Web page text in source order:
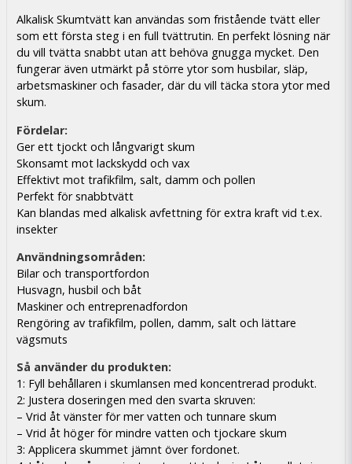
Alkalisk Skumtvätt kan användas som fristående tvätt eller
som ett första steg i en full tvättrutin. En perfekt lösning när
du vill tvätta snabbt utan att behöva gnugga mycket. Den
fungerar även utmärkt på större ytor som husbilar, släp,
arbetsmaskiner och fasader, där du vill täcka stora ytor med
skum.
Fördelar:
Ger ett tjockt och långvarigt skum
Skonsamt mot lackskydd och vax
Effektivt mot trafikfilm, salt, damm och pollen
Perfekt för snabbtvätt
Kan blandas med alkalisk avfettning för extra kraft vid t.ex.
insekter
Användningsområden:
Bilar och transportfordon
Husvagn, husbil och båt
Maskiner och entreprenadfordon
Rengöring av trafikfilm, pollen, damm, salt och lättare
vägsmuts
Så använder du produkten:
1: Fyll behållaren i skumlansen med koncentrerad produkt.
2: Justera doseringen med den svarta skruven:
– Vrid åt vänster för mer vatten och tunnare skum
– Vrid åt höger för mindre vatten och tjockare skum
3: Applicera skummet jämnt över fordonet.